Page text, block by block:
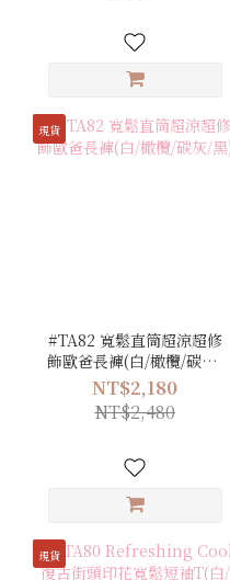
現貨
#TA82 寬鬆直筒超涼超修
飾歐爸長褲(白/橄欖/碳灰/
黑)
NT$2,180
NT$2,480
現貨